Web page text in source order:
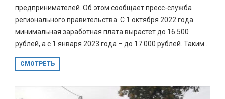
предпринимателей. Об этом сообщает пресс-служба
регионального правительства. С 1 октября 2022 года
минимальная заработная плата вырастет до 16 500
рублей, а с 1 января 2023 года – до 17 000 рублей. Таким...
СМОТРЕТЬ